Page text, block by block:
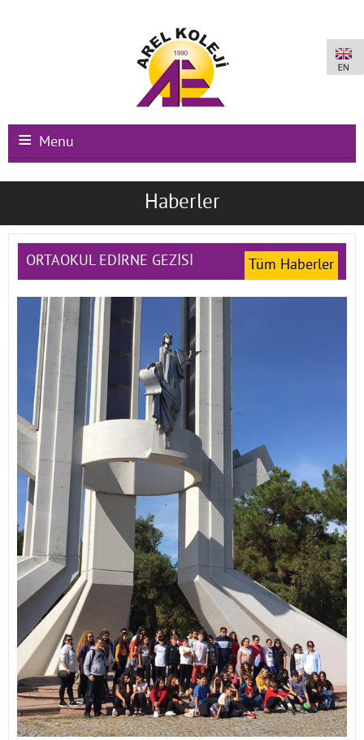
Menu
Ana Sayfa
Okullarımız
Kampüs Olanakları
Kayıt-Kabul
İletişim
Haberler
ORTAOKUL EDİRNE GEZİSİ Tüm Haberler